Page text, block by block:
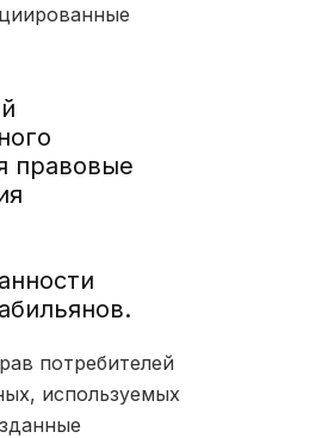
правовые
потребителей
используемых